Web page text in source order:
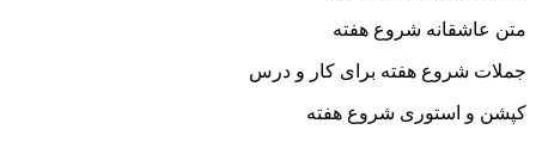
متن عاشقانه شروع هفته
جملات شروع هفته برای کار و درس
کپشن و استوری شروع هفته